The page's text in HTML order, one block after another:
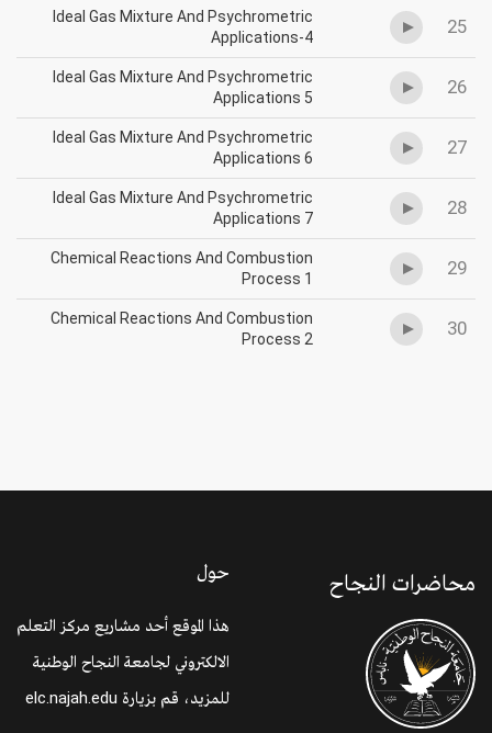
25
Ideal Gas Mixture And Psychrometric
Applications-4
26
Ideal Gas Mixture And Psychrometric
Applications 5
27
Ideal Gas Mixture And Psychrometric
Applications 6
28
Ideal Gas Mixture And Psychrometric
Applications 7
29
Chemical Reactions And Combustion
Process 1
30
Chemical Reactions And Combustion
Process 2
محاضرات النجاح حول
هذا الموقع أحد مشاريع مركز التعلم
الالكتروني لجامعة النجاح الوطنية
للمزيد، قم بزيارة elc.najah.edu